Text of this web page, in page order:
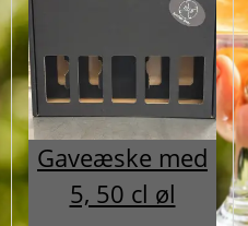
Gaveæske med
5, 50 cl øl